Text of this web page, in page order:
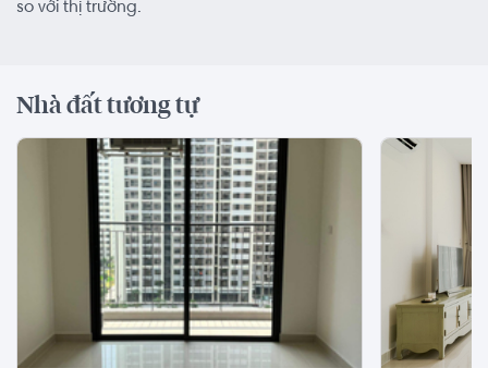
so với thị trường.
Nhà đất tương tự